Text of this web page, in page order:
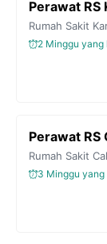
Perawat RS
Rumah Sakit
2 Minggu yang
Perawat RS
Rumah Sakit
3 Minggu yang